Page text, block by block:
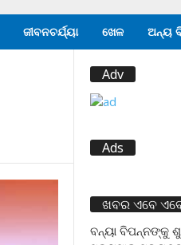
ଜୀବନଚର୍ଯ୍ୟା ଖେଳ ଅନ୍ୟ
Adv
Ads
ଖବର ଏବେ
ବନ୍ୟା ବିପନ୍ନଙ୍କୁ